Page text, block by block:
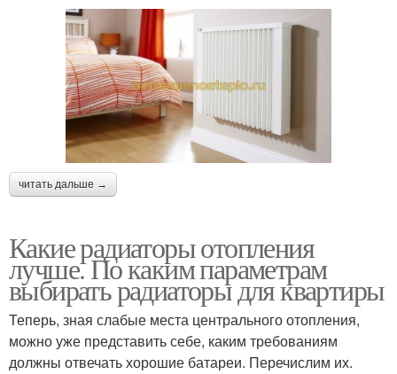
читать дальше →
Какие радиаторы отопления
лучше. По каким параметрам
выбирать радиаторы для квартиры
Теперь, зная слабые места центрального отопления,
можно уже представить себе, каким требованиям
должны отвечать хорошие батареи. Перечислим их.